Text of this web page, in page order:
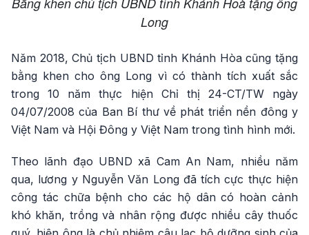
Long
Năm 2018, Chủ tịch UBND tỉnh Khánh Hòa cũng tặng
bằng khen cho ông Long vì có thành tích xuất sắc
trong 10 năm thực hiện Chỉ thị 24-CT/TW ngày
04/07/2008 của Ban Bí thư về phát triển nền đông y
Việt Nam và Hội Đông y Việt Nam trong tình hình mới.
Theo lãnh đạo UBND xã Cam An Nam, nhiều năm
qua, lương y Nguyễn Văn Long đã tích cực thực hiện
công tác chữa bệnh cho các hộ dân có hoàn cảnh
khó khăn, trồng và nhân rộng được nhiều cây thuốc